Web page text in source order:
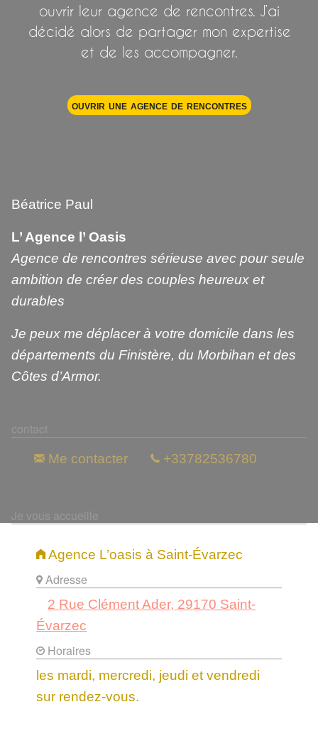
ouvrir leur agence de rencontres. J’ai
décidé alors de partager mon expertise
et de les accompagner.
ouvrir une agence de rencontres
Béatrice Paul
L’ Agence l’ Oasis
Agence de rencontres sérieuse avec pour seule
ambition de créer des couples heureux et
durables
Je peux me déplacer à votre domicile dans les
départements du Finistère, du Morbihan et des
Côtes d’Armor.
contact
Me contacter +33782536780
Je vous accueille
Agence L’oasis à Saint-Évarzec
Adresse
2 Rue Clément Ader, 29170 Saint-
Évarzec
Horaires
les mardi, mercredi, jeudi et vendredi
sur rendez-vous.